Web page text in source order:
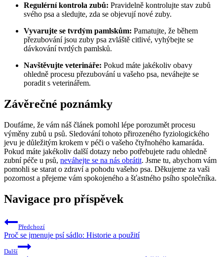
Regulérní kontrola zubů: Pravidelně kontrolujte stav zubů
svého psa a sledujte, zda se objevují nové zuby.
Vyvarujte se tvrdým pamlskům: Pamatujte, že během
přezubování jsou zuby psa zvláště citlivé, vyhýbejte se
dávkování tvrdých pamlsků.
Navštěvujte veterináře: Pokud máte jakékoliv obavy
ohledně procesu přezubování u vašeho psa, neváhejte se
poradit s veterinářem.
Závěrečné poznámky
Doufáme, že vám náš článek pomohl lépe porozumět procesu
výměny zubů u psů. Sledování tohoto přirozeného fyziologického
jevu je důležitým krokem v péči o vašeho čtyřnohého kamaráda.
Pokud máte jakékoliv další dotazy nebo potřebujete radu ohledně
zubní péče u psů, neváhejte se na nás obrátit. Jsme tu, abychom vám
pomohli se starat o zdraví a pohodu vašeho psa. Děkujeme za vaši
pozornost a přejeme vám spokojeného a šťastného psího společníka.
Navigace pro příspěvek
Předchozí
Proč se jmenuje psí sádlo: Historie a použití
Další